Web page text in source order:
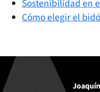
Sostenibilidad en
Cómo elegir el